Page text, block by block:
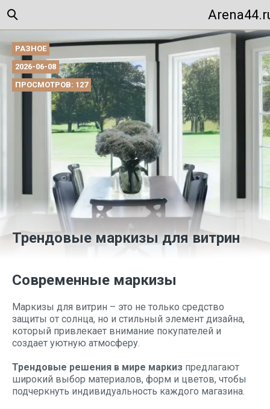
РАЗНОЕ
2026-06-08
ПРОСМОТРОВ: 127
Трендовые маркизы для витрин
Современные маркизы
Маркизы для витрин – это не только средство
защиты от солнца, но и стильный элемент дизайна,
который привлекает внимание покупателей и
создает уютную атмосферу.
Трендовые решения в мире маркиз предлагают
широкий выбор материалов, форм и цветов, чтобы
подчеркнуть индивидуальность каждого магазина.